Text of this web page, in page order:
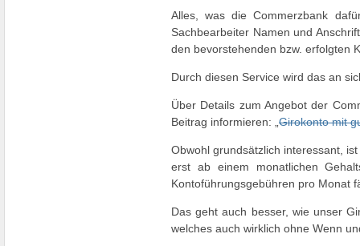
Alles, was die Commerzbank
Sachbearbeiter Namen und
den bevorstehenden bzw. erfolgten
Durch diesen Service wird das an
Über Details zum Angebot der
Beitrag informieren: „ Girokonto mit
Obwohl grundsätzlich interessant,
erst ab einem monatlichen
Kontoführungsgebühren pro Monat
Das geht auch besser, wie unser
welches auch wirklich ohne Wenn